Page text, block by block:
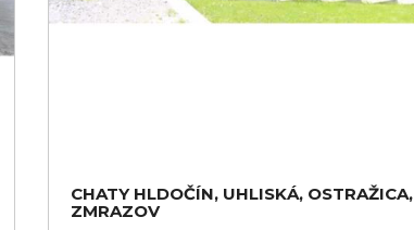
CHATY HLDOČÍN, UHLISKÁ, OSTRAŽICA,
ZMRAZOV